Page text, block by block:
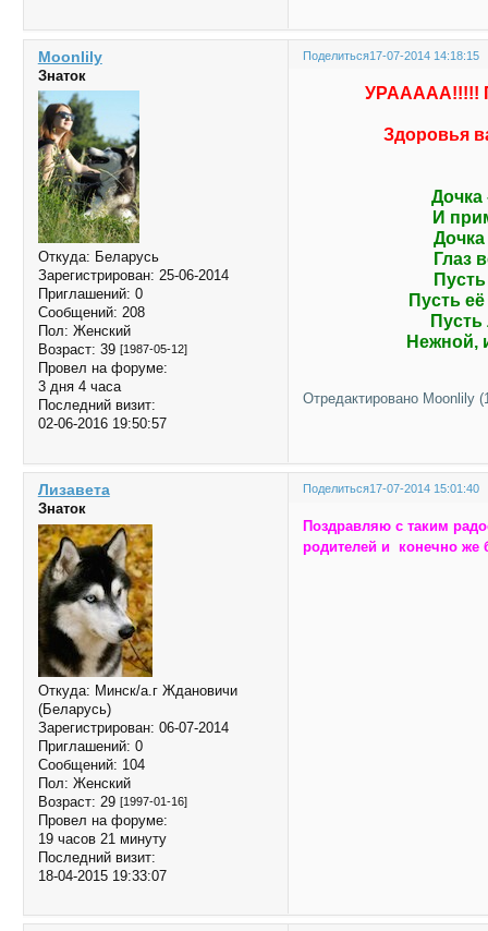
Поделиться17-07-2014 14:18:15
Moonlily
Знаток
Откуда: Беларусь
Зарегистрирован: 25-06-2014
Приглашений: 0
Сообщений: 208
Пол: Женский
Возраст: 39 [1987-05-12]
Провел на форуме:
3 дня 4 часа
Последний визит:
02-06-2016 19:50:57
Здоровья
Дочка
И
Дочка
Глаз
Пусть
Нежной,
Отредактировано Moonlily
Поделиться17-07-2014 15:01:40
Лизавета
Знаток
Откуда: Минск/а.г Ждановичи
(Беларусь)
Зарегистрирован: 06-07-2014
Приглашений: 0
Сообщений: 104
Пол: Женский
Возраст: 29 [1997-01-16]
Провел на форуме:
19 часов 21 минуту
Последний визит:
18-04-2015 19:33:07
Поздравляю с таким
родителей и конечно же